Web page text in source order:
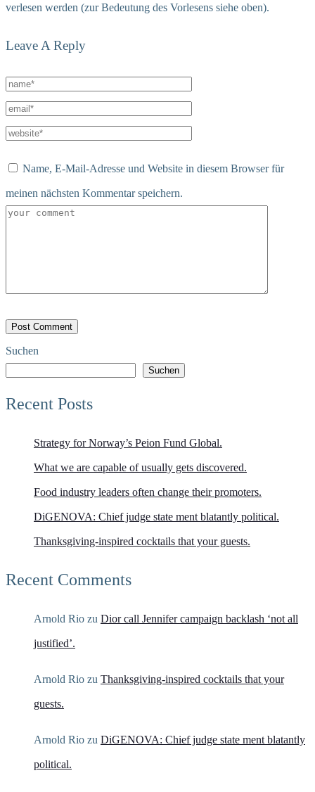
verlesen werden (zur Bedeutung des Vorlesens siehe oben).
Leave A Reply
Name, E-Mail-Adresse und Website in diesem Browser für
meinen nächsten Kommentar speichern.
Suchen
Suchen
Recent Posts
Strategy for Norway’s Peion Fund Global.
What we are capable of usually gets discovered.
Food industry leaders often change their promoters.
DiGENOVA: Chief judge state ment blatantly political.
Thanksgiving-inspired cocktails that your guests.
Recent Comments
Arnold Rio zu Dior call Jennifer campaign backlash ‘not all
justified’.
Arnold Rio zu Thanksgiving-inspired cocktails that your
guests.
Arnold Rio zu DiGENOVA: Chief judge state ment blatantly
political.